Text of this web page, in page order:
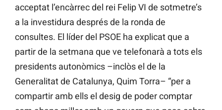
acceptat l’encàrrec del rei Felip VI de sotmetre’s
a la investidura després de la ronda de
consultes. El líder del PSOE ha explicat que a
partir de la setmana que ve telefonarà a tots els
presidents autonòmics –inclòs el de la
Generalitat de Catalunya, Quim Torra– “per a
compartir amb ells el desig de poder comptar